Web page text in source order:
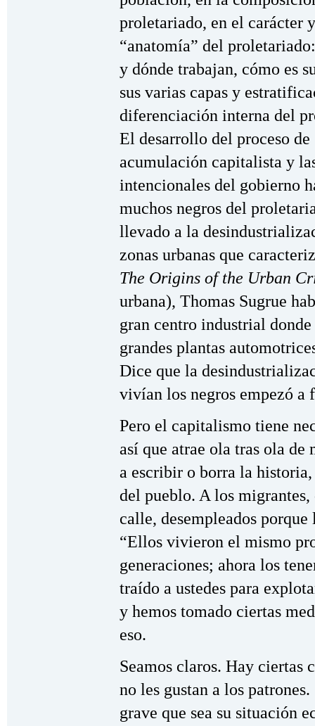
proletariado, en el carácter
“anatomía” del
y dónde trabajan, cómo es
sus varias capas y
diferenciación interna del
El desarrollo del proceso de
acumulación capitalista y
intencionales del gobierno
muchos negros del
llevado a la
zonas urbanas que
The Origins of the Urban
urbana), Thomas Sugrue
gran centro industrial
grandes plantas
Dice que la
vivían los negros empezó a
Pero el capitalismo tiene
así que atrae ola tras ola
a escribir o borra la
del pueblo. A los migrantes,
calle, desempleados
“Ellos vivieron el mismo
generaciones; ahora los
traído a ustedes para
y hemos tomado ciertas
eso.
Seamos claros. Hay ciertas
no les gustan a los
grave que sea su situación